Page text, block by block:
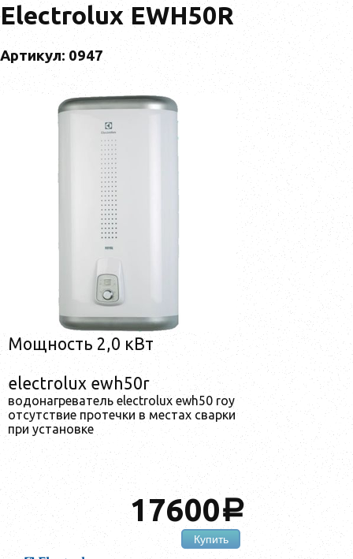
Electrolux EWH50R
Артикул: 0947
Мощность 2,0 кВт
electrolux ewh50r
водонагреватель electrolux ewh50 roy
отсутствие протечки в местах сварки
при установке
17600a
Купить